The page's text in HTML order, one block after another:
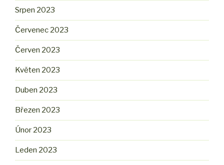
Srpen 2023
Červenec 2023
Červen 2023
Květen 2023
Duben 2023
Březen 2023
Únor 2023
Leden 2023